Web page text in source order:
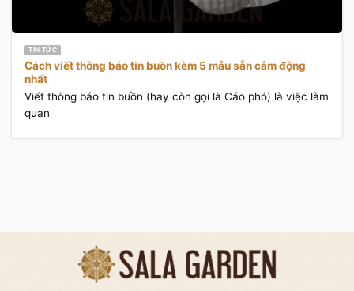
TIN TỨC
Cách viết thông báo tin buồn kèm 5 mẫu sẵn cảm động
nhất
Viết thông báo tin buồn (hay còn gọi là Cáo phó) là việc làm
quan